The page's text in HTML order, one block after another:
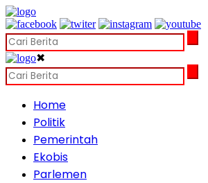
✖
Home
Politik
Pemerintah
Ekobis
Parlemen